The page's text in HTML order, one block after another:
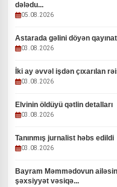
dələdu...
05.08.2026
Astarada gəlini döyən
03.08.2026
İki ay əvvəl işdən çıxarılan
03.08.2026
Elvinin öldüyü qətlin detalları
03.08.2026
Tanınmış jurnalist həbs edildi
03.08.2026
Bayram Məmmədovun
şəxsiyyət vəsiqə...